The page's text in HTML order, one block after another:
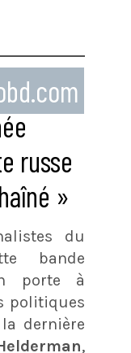
russe
»
du
bande
porte à
politiques
dernière
,